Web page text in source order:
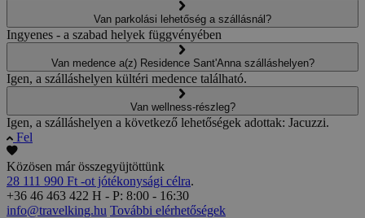
Van parkolási lehetőség a szállásnál?
Ingyenes - a szabad helyek függvényében
Van medence a(z) Residence Sant'Anna szálláshelyen?
Igen, a szálláshelyen kültéri medence található.
Van wellness-részleg?
Igen, a szálláshelyen a következő lehetőségek adottak: Jacuzzi.
Fel
Közösen már összegyüjtöttünk
28 111 990 Ft -ot jótékonysági célra.
+36 46 463 422 H - P: 8:00 - 16:30
info@travelking.hu További elérhetőségek